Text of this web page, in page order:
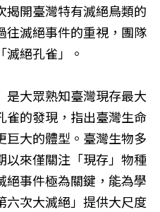
揭開臺灣特有滅絕鳥類的
往滅絕事件的重視，團隊
絕孔雀」。
是大眾熟知臺灣現存最大
雀的發現，指出臺灣生命
巨大的體型。臺灣生物多
以來僅關注「現存」物種
絕事件極為關鍵，能為學
六次大滅絕」提供大尺度